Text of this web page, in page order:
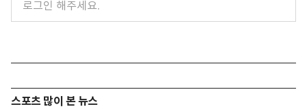
스포츠 많이 본 뉴스